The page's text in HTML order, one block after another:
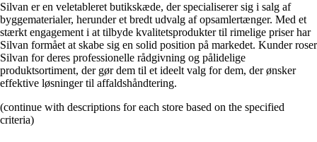
Silvan er en veletableret butikskæde, der specialiserer sig i salg af
byggematerialer, herunder et bredt udvalg af opsamlertænger. Med et
stærkt engagement i at tilbyde kvalitetsprodukter til rimelige priser har
Silvan formået at skabe sig en solid position på markedet. Kunder roser
Silvan for deres professionelle rådgivning og pålidelige
produktsortiment, der gør dem til et ideelt valg for dem, der ønsker
effektive løsninger til affaldshåndtering.
(continue with descriptions for each store based on the specified
criteria)